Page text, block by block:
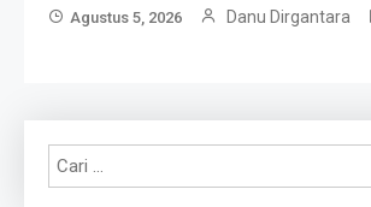
Agustus 5, 2026 Danu Dirgantara